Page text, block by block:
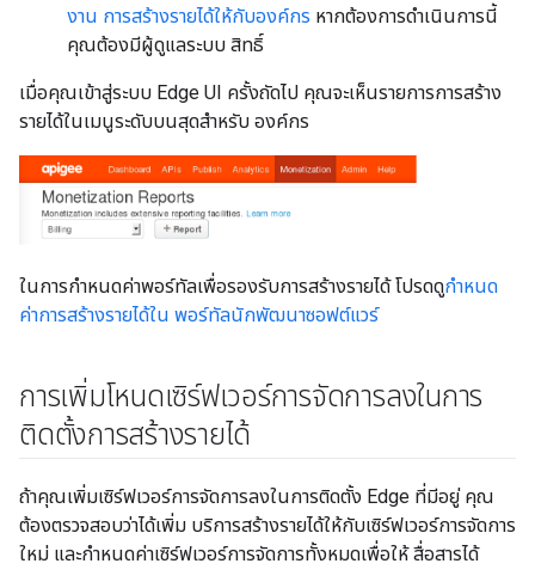
งาน การสร้างรายได้ให้กับองค์กร หากต้องการดำเนินการนี้
คุณต้องมีผู้ดูแลระบบ สิทธิ์
เมื่อคุณเข้าสู่ระบบ Edge UI ครั้งถัดไป คุณจะเห็นรายการการสร้าง
รายได้ในเมนูระดับบนสุดสำหรับ องค์กร
ในการกำหนดค่าพอร์ทัลเพื่อรองรับการสร้างรายได้ โปรดดูกำหนด
ค่าการสร้างรายได้ใน พอร์ทัลนักพัฒนาซอฟต์แวร์
การเพิ่มโหนดเซิร์ฟเวอร์การจัดการลงในการ
ติดตั้งการสร้างรายได้
ถ้าคุณเพิ่มเซิร์ฟเวอร์การจัดการลงในการติดตั้ง Edge ที่มีอยู่ คุณ
ต้องตรวจสอบว่าได้เพิ่ม บริการสร้างรายได้ให้กับเซิร์ฟเวอร์การจัดการ
ใหม่ และกำหนดค่าเซิร์ฟเวอร์การจัดการทั้งหมดเพื่อให้ สื่อสารได้